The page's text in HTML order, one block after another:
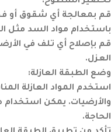
قم بمعالجة أي شقوق أو
باستخدام مواد السد مثل
قم بإصلاح أي تلف في
العزل.
وضع الطبقة العازلة:
استخدم المواد العازلة
والأرضيات. يمكن استخدام
الحاجة.